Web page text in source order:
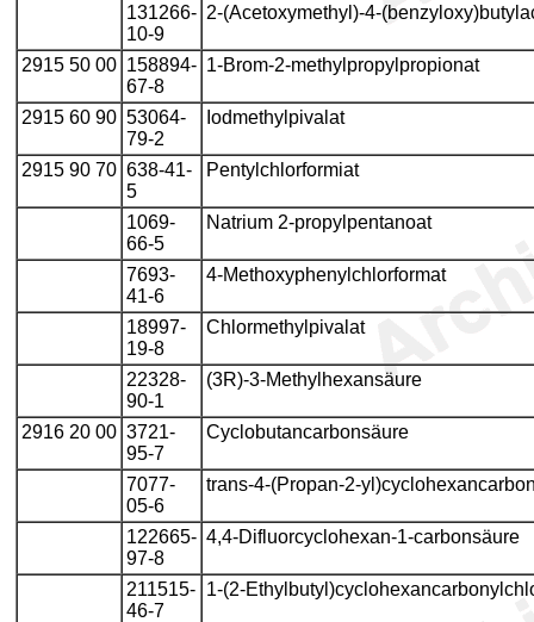
131266-
10-9
2-(Acetoxymethyl)-4-
2915 50 00 158894-
67-8
1-Brom-2-methylpropylpropionat
2915 60 90 53064-
79-2
Iodmethylpivalat
2915 90 70 638-41-
5
Pentylchlorformiat
1069-
66-5
Natrium 2-propylpentanoat
7693-
41-6
4-Methoxyphenylchlorformat
18997-
19-8
Chlormethylpivalat
22328-
90-1
(3R)-3-Methylhexansäure
2916 20 00 3721-
95-7
Cyclobutancarbonsäure
7077-
05-6
trans-4-(Propan-2-
122665-
97-8
4,4-Difluorcyclohexan-1-carbonsäure
211515-
46-7
1-(2-